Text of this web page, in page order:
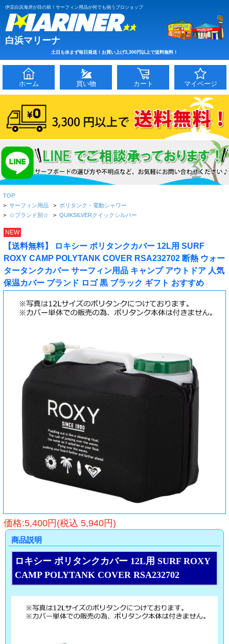
伊豆白浜海岸が目の前！サーフィン用品が何でも揃うプロショップ
白浜マリーナ
土日も休まず毎日発送！お買い上げ3,300円以上で送料無料！
ホーム 買い物 カート マイページ
TOP
> サーフィン用品 > ポリタンク・電動シャワー
> ☆ブランド別☆ > QUIKSILVERクイックシルバー
NEW
【送料無料】 ロキシー ポリタンクカバー 12L用 SURF
ROXY CAMP POLYTANK COVER RSA232702 断熱 ウォー
タータンクカバー サーフィン用品 キャンプ アウトドア 人気
保温カバー ブランド ロゴ 黒 ブラック ギフト おすすめ
価格:5,400円(税込 5,940円)
商品説明
ロキシー ポリタンクカバー 12L用 SURF ROXY
CAMP POLYTANK COVER RSA232702